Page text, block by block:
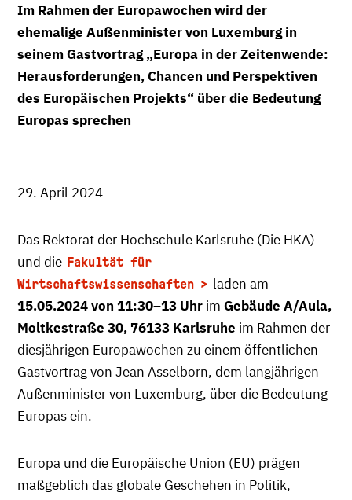
Im Rahmen der Europawochen wird der
ehemalige Außenminister von Luxemburg in
seinem Gastvortrag „Europa in der Zeitenwende:
Herausforderungen, Chancen und Perspektiven
des Europäischen Projekts“ über die Bedeutung
Europas sprechen
29. April 2024
Das Rektorat der Hochschule Karlsruhe (Die HKA)
und die Fakultät für
Wirtschaftswissenschaften
laden am
15.05.2024 von 11:30–13 Uhr im Gebäude A/Aula,
Moltkestraße 30, 76133 Karlsruhe im Rahmen der
diesjährigen Europawochen zu einem öffentlichen
Gastvortrag von Jean Asselborn, dem langjährigen
Außenminister von Luxemburg, über die Bedeutung
Europas ein.
Europa und die Europäische Union (EU) prägen
maßgeblich das globale Geschehen in Politik,